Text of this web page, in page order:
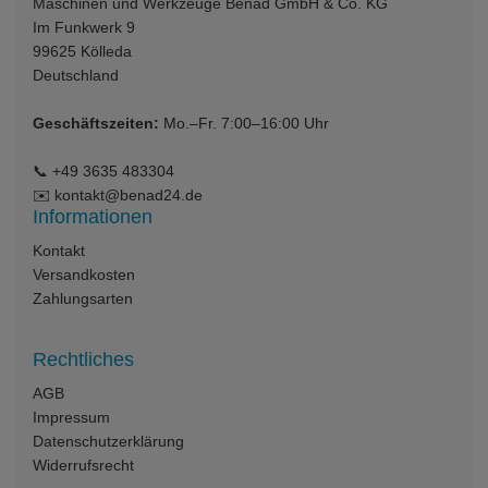
Maschinen und Werkzeuge Benad GmbH & Co. KG
Im Funkwerk 9
99625 Kölleda
Deutschland
Geschäftszeiten: Mo.–Fr. 7:00–16:00 Uhr
📞 +49 3635 483304
✉️ kontakt@benad24.de
Informationen
Kontakt
Versandkosten
Zahlungsarten
Rechtliches
AGB
Impressum
Datenschutzerklärung
Widerrufsrecht